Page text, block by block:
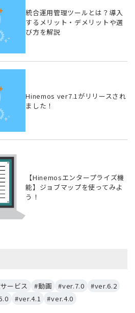
統合運用管理ツールとは？導入
するメリット・デメリットや選
び方を解説
Hinemos ver7.1がリリースされ
ました！
【Hinemosエンタープライズ機
能】ジョブマップを使ってみよ
う！
ービス #動画 #ver.7.0
#ver.6.2
#ver.4.1 #ver.4.0